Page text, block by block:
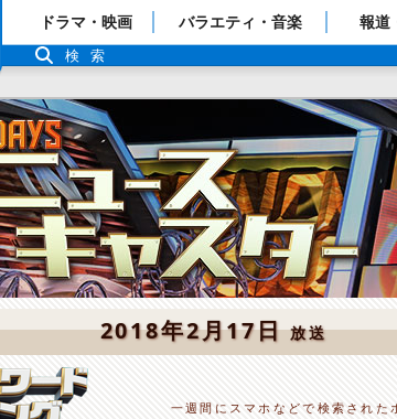
「TBSテレビ」トップページ
番組表
ドラマ・映画 バラエティ・音楽 報道
検索
2018年2月17日放送
一週間にスマホなどで検索された